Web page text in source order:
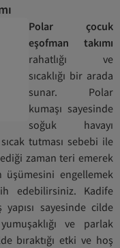
Polar çocuk
eşofman takımı
rahatlığı ve
sıcaklığı bir arada
sunar. Polar
kumaşı sayesinde
soğuk havayı
tutması sebebi ile
zaman teri emerek
üşümesini engellemek
edebilirsiniz. Kadife
sayesinde cilde
ve parlak
bıraktığı etki ve hoş